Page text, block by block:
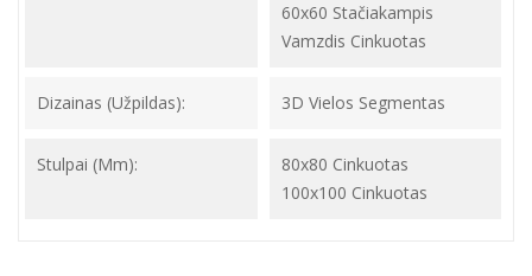
60x60 Stačiakampis
Vamzdis Cinkuotas
Dizainas (užpildas): 3D Vielos Segmentas
Stulpai (mm):
80x80 Cinkuotas
100x100 Cinkuotas